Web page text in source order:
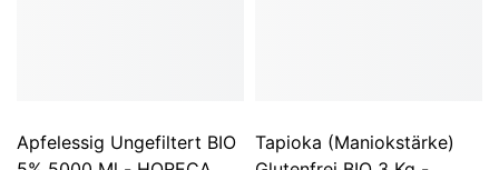
Apfelessig Ungefiltert BIO
Tapioka (Maniokstärke)